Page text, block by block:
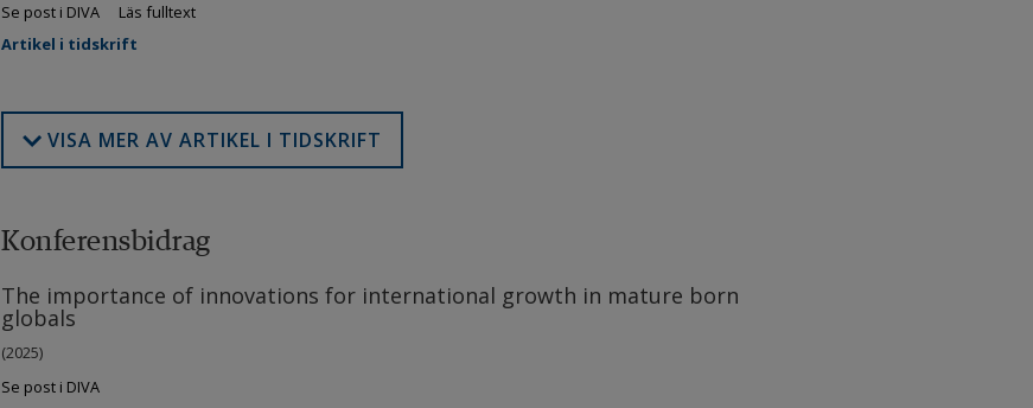
Se post i DIVA
Läs fulltext
Artikel i tidskrift
VISA MER AV ARTIKEL I TIDSKRIFT
Konferensbidrag
The importance of innovations for international growth in mature born
globals
(2025)
Se post i DIVA